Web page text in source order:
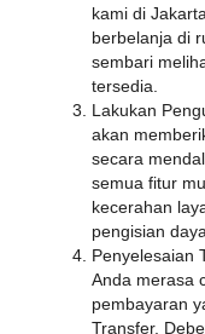
kami di
berbelanja di
sembari
tersedia.
Lakukan
akan
secara
semua fitur
kecerahan
pengisian daya.
Penyelesaian
Anda merasa
pembayaran
Transfer,